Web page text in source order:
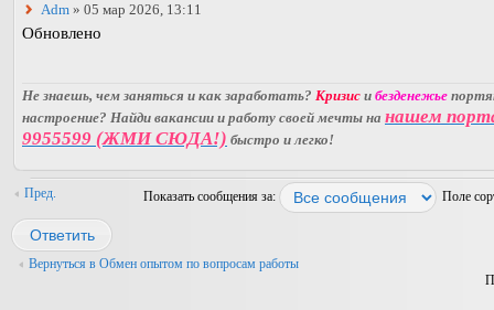
Adm » 05 мар 2026, 13:11
Обновлено
Не знаешь, чем заняться и как заработать? Кризис и безденежье
настроение? Найди вакансии и работу своей мечты на нашем
9955599 (ЖМИ СЮДА!) быстро и легко!
Пред. Показать сообщения за: Поле
Ответить
Вернуться в Обмен опытом по вопросам работы